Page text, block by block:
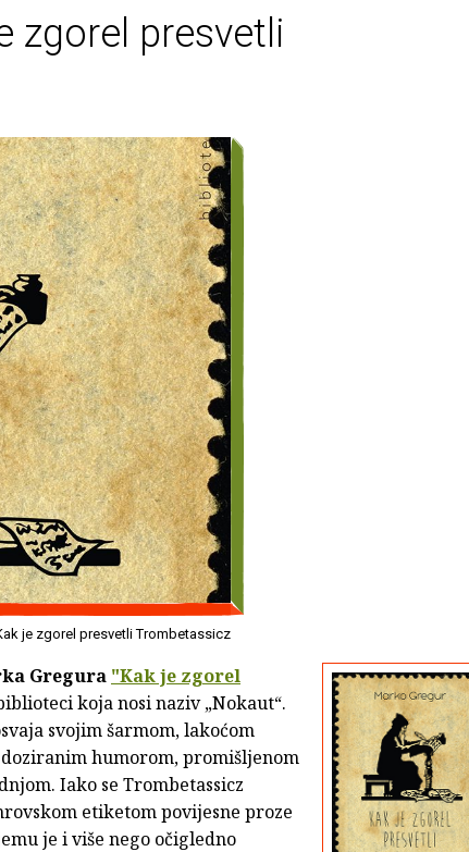
zgorel presvetli
je zgorel presvetli Trombetassicz
Gregura "Kak je zgorel
koja nosi naziv „Nokaut“.
svojim šarmom, lakoćom
humorom, promišljenom
Iako se Trombetassicz
etiketom povijesne proze
je i više nego očigledno